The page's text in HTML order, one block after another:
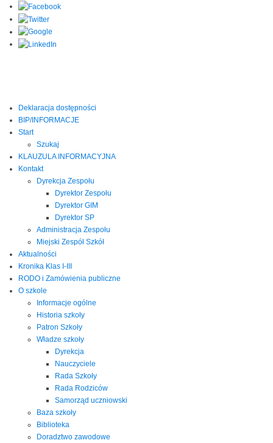
Deklaracja dostępności
BIP/INFORMACJE
Start
Szukaj
KLAUZULA INFORMACYJNA
Kontakt
Dyrekcja Zespołu
Dyrektor Zespołu
Dyrektor GIM
Dyrektor SP
Administracja Zespołu
Miejski Zespół Szkół
Aktualności
Kronika Klas I-III
RODO i Zamówienia publiczne
O szkole
Informacje ogólne
Historia szkoły
Patron Szkoły
Władze szkoły
Dyrekcja
Nauczyciele
Rada Szkoły
Rada Rodziców
Samorząd uczniowski
Baza szkoły
Biblioteka
Doradztwo zawodowe